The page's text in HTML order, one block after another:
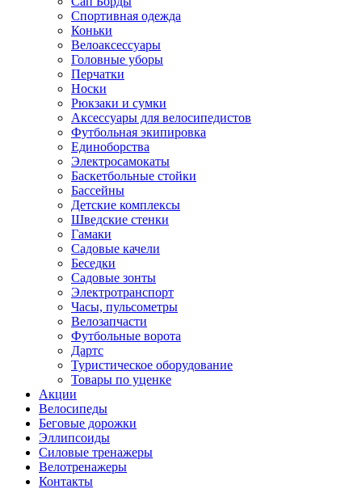
Спортивная одежда
Коньки
Велоаксессуары
Головные уборы
Перчатки
Носки
Рюкзаки и сумки
Аксессуары для велосипедистов
Футбольная экипировка
Единоборства
Электросамокаты
Баскетбольные стойки
Бассейны
Детские комплексы
Шведские стенки
Гамаки
Садовые качели
Беседки
Садовые зонты
Электротранспорт
Часы, пульсометры
Велозапчасти
Футбольные ворота
Дартс
Туристическое оборудование
Товары по уценке
Акции
Велосипеды
Беговые дорожки
Эллипсоиды
Силовые тренажеры
Велотренажеры
Контакты